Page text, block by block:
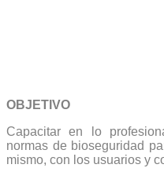
OBJETIVO
Capacitar en lo
normas de bioseguridad
mismo, con los usuarios y